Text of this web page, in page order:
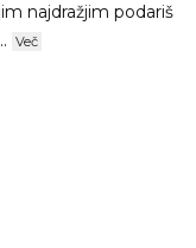
najdražjim podariš
Več